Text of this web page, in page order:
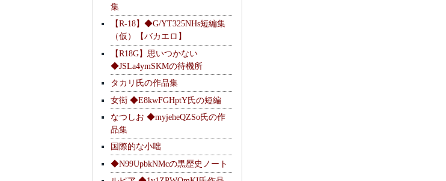
集
【R-18】◆G/YT325NHs短編集
（仮）【バカエロ】
【R18G】思いつかない
◆JSLa4ymSKMの待機所
タカリ氏の作品集
女衒 ◆E8kwFGHptY氏の短編
なつしお ◆myjeheQZSo氏の作
品集
国際的な小咄
◆N99UpbkNMcの黒歴史ノート